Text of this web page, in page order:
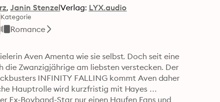
Janin StenzelVerlag: LYX.audio
Kategorie
Romance
Aven Amenta wie sie selbst. Doch seit eine
Zwanzigjährige am liebsten verstecken. Der
INFINITY FALLING kommt Aven daher
Hauptrolle wird kurzfristig mit Hayes
Boyband-Star nur einen Haufen Fans und